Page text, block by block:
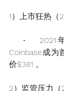
1）上市狂热（
•   2021
Coinbase成为
价$381 。
2）监管压力（